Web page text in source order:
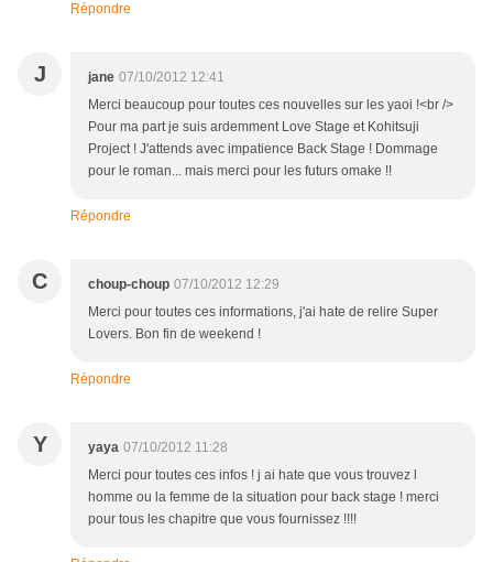
Répondre
J jane 07/10/2012 12:41
Merci beaucoup pour toutes ces nouvelles sur les yaoi !<br />
Pour ma part je suis ardemment Love Stage et Kohitsuji
Project ! J'attends avec impatience Back Stage ! Dommage
pour le roman... mais merci pour les futurs omake !!
Répondre
C choup-choup 07/10/2012 12:29
Merci pour toutes ces informations, j'ai hate de relire Super
Lovers. Bon fin de weekend !
Répondre
Y yaya 07/10/2012 11:28
Merci pour toutes ces infos ! j ai hate que vous trouvez l
homme ou la femme de la situation pour back stage ! merci
pour tous les chapitre que vous fournissez !!!!